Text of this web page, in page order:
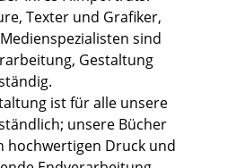
Texter und Grafiker,
sind
Gestaltung
ist für alle unsere
unsere Bücher
hochwertigen Druck und